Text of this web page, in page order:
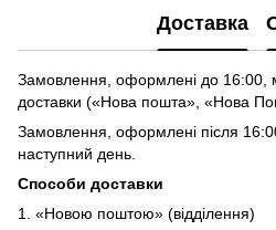
Доставка
Замовлення, оформлені до 16:00,
доставки («Нова пошта», «Нова
Замовлення, оформлені після
наступний день.
Способи доставки
1. «Новою поштою» (відділення)